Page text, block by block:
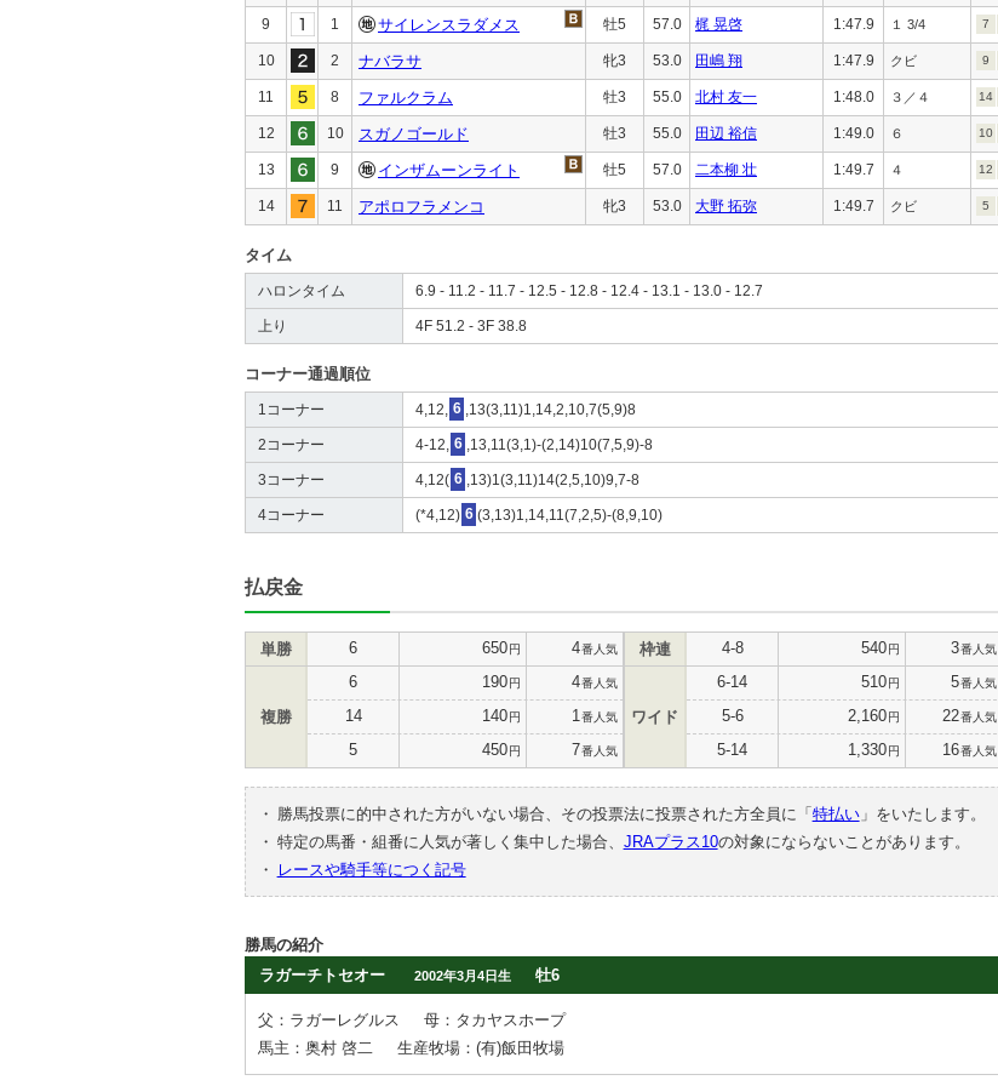
9 1 サイレンスラダメス 牡5 57.0 梶 晃啓 1:47.9 １ 3/4 7
10 2 ナバラサ 牝3 53.0 田嶋 翔 1:47.9 クビ 9
11 8 ファルクラム 牡3 55.0 北村 友一 1:48.0 ３／４ 14
12 10 スガノゴールド 牡3 55.0 田辺 裕信 1:49.0 ６ 10
13 9 インザムーンライト 牡5 57.0 二本柳 壮 1:49.7 ４ 12
14 11 アポロフラメンコ 牝3 53.0 大野 拓弥 1:49.7 クビ 5
タイム
ハロンタイム 6.9 - 11.2 - 11.7 - 12.5 - 12.8 - 12.4 - 13.1 - 13.0 - 12.7
上り 4F 51.2 - 3F 38.8
コーナー通過順位
1コーナー 4,12, 6 ,13(3,11)1,14,2,10,7(5,9)8
2コーナー 4-12, 6 ,13,11(3,1)-(2,14)10(7,5,9)-8
3コーナー 4,12( 6 ,13)1(3,11)14(2,5,10)9,7-8
4コーナー (*4,12) 6 (3,13)1,14,11(7,2,5)-(8,9,10)
払戻金
単勝 6 650円 4番人気
複勝
6 190円 4番人気
14 140円 1 番人気
5 450円 7番人気
枠連 4-8 540円 3番人気
ワイド
6-14 510円 5番人気
5-6 2,160円 22番人気
5-14 1,330円 16番人気
・ 勝馬投票に的中された方がいない場合、その投票法に投票された方全員に「 特払い」をいたします。
・ 特定の馬番・組番に人気が著しく集中した場合、 JRAプラス10の対象にならないことがあります。
・
レースや騎手等につく記号
勝馬の紹介
ラガーチトセオー
2002年3月4日生 牡6
父：ラガーレグルス
母：タカヤスホープ
馬主：奥村 啓二
生産牧場：(有)飯田牧場